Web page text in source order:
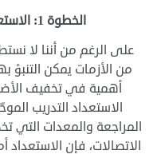
الخطوة 1: الاستعداد قبل حدوث الأزمة
على الرغم من أننا لا
من الأزمات يمكن التنبؤ
أهمية في تخفيف
الاستعداد التدريب
المراجعة والمعدات التي
الاتصالات، فإن